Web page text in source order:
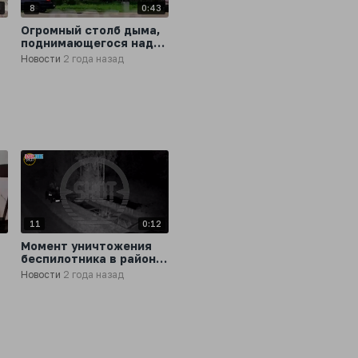
8 0:43
Огромный столб дыма,
поднимающегося над
ЗОМЗ в Сергиевом
Новости 2 года назад
11 0:12
Момент уничтожения
беспилотника в районе
Минского шоссе под
Новости 2 года назад